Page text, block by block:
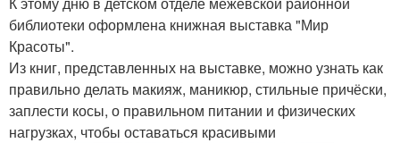
библиотеки оформлена книжная выставка "Мир
Красоты".
Из книг, представленных на выставке, можно узнать как
правильно делать макияж, маникюр, стильные причёски,
заплести косы, о правильном питании и физических
нагрузках, чтобы оставаться красивыми